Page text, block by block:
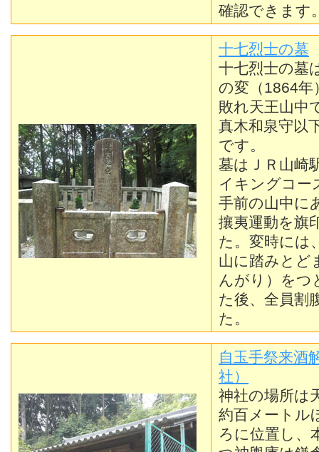
確認できます
十七烈士の墓
十七烈士の墓
の変（1864年
敗れ天王山中
真木和泉守以
です。
墓はＪＲ山崎
イキングコー
手前の山中に
攘夷運動を旗
た。変時には
山に踏みとど
んがり）をつ
た後、全員割
た。
自玉手祭来酒
社）
神社の場所は
約百メートル
ろに位置し、